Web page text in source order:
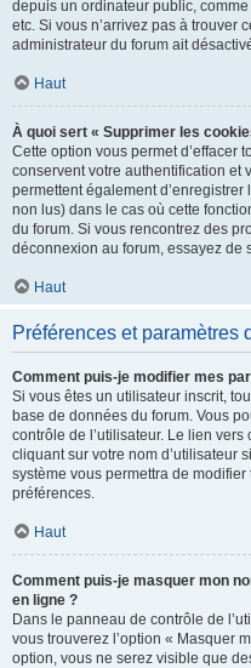
depuis un ordinateur public,
etc. Si vous n’arrivez pas à trouver
administrateur du forum ait
Haut
À quoi sert « Supprimer les
Cette option vous permet d’effacer
conservent votre authentification et
permettent également d’enregistrer
non lus) dans le cas où cette
du forum. Si vous rencontrez des
déconnexion au forum, essayez de
Haut
Préférences et paramètres
Comment puis-je modifier mes
Si vous êtes un utilisateur inscrit,
base de données du forum. Vous
contrôle de l’utilisateur. Le lien
cliquant sur votre nom d’utilisateur
système vous permettra de
préférences.
Haut
Comment puis-je masquer mon
en ligne ?
Dans le panneau de contrôle de
vous trouverez l’option « Masquer
option, vous ne serez visible que